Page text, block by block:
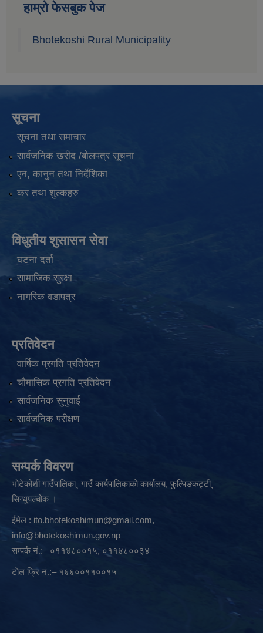
हाम्रो फेसबुक पेज
Bhotekoshi Rural Municipality
सूचना
सूचना तथा समाचार
सार्वजनिक खरीद /बोलपत्र सूचना
एन, कानुन तथा निर्देशिका
कर तथा शुल्कहरु
विधुतीय शुसासन सेवा
घटना दर्ता
सामाजिक सुरक्षा
नागरिक वडापत्र
प्रतिवेदन
वार्षिक प्रगति प्रतिवेदन
चौमासिक प्रगति प्रतिवेदन
सार्वजनिक सुनुवाई
सार्वजनिक परीक्षण
सम्पर्क विवरण
भोटेकोशी गाउँपालिका¸ गाउँ कार्यपालिकाकाे कार्यालय, फुल्पिङकट्टी¸
सिन्धुपल्चोक ।
ईमेल : ito.bhotekoshimun@gmail.com,
info@bhotekoshimun.gov.np
सम्पर्क नं.:– ०११४८००१५, ०११४८००३४
टाेल फ्रि नं.:– १६६००११००१५